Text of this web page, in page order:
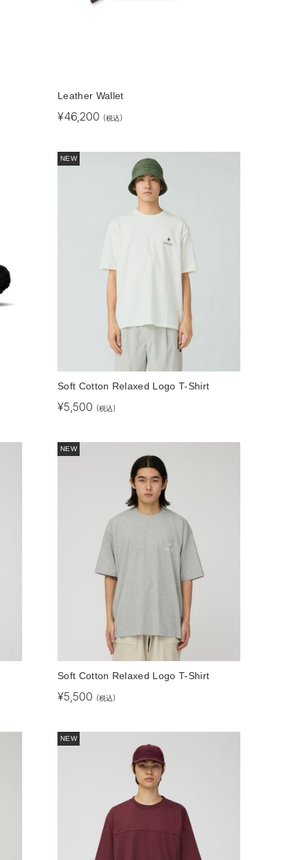
Leather Wallet
¥46,200 (税込)
NEW
Soft Cotton Relaxed Logo T-Shirt
¥5,500 (税込)
NEW
Soft Cotton Relaxed Logo T-Shirt
¥5,500 (税込)
NEW